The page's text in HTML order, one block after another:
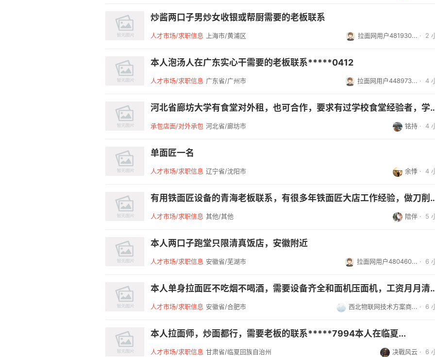
炒酱两口子男炒女收银或帮厨需要的老板联系
人才市场/求职信息 上海市/黄浦区 拉面网用户481930... · 2
本人泡汤人在广东实心干需要的老板联系*****0412
人才市场/求职信息 广东省/广州市 拉面网用户448973... · 4
河北省廊坊大学有食堂对外租，也
承包店面/对外承包 河北省/廊坊市 铭持 · 4
单面匠一名
人才市场/求职信息 辽宁省/沈阳市 余悸 · 4
有用铁面匠设备的青海老板联系，
人才市场/求职信息 其他/其他 陪伴 · 5
本人两口子跑堂只限清真饭店，安徽附近
人才市场/求职信息 安徽省/芜湖市 拉面网用户480460... · 6
本人单身拉面匠不吃烟不喝酒，需
人才市场/求职信息 安徽省/合肥市 西北物联网技术方案商... · 6
本人拉面师，炒面都行，需要老板的联系*****7994本人在临夏...
人才市场/求职信息 甘肃省/临夏回族自治州 决戰风云 · 6